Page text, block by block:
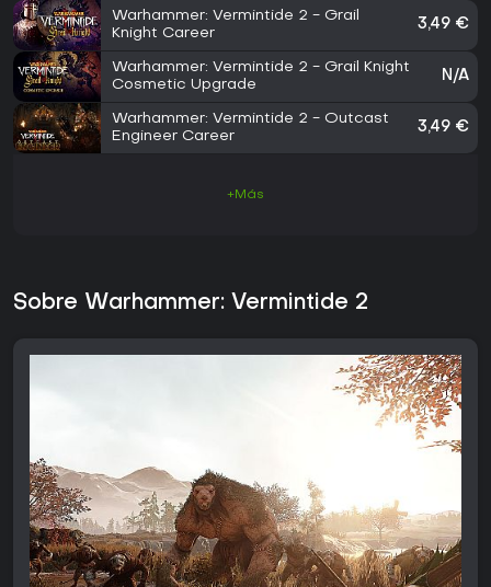
Warhammer: Vermintide 2 - Grail
Knight Career
3,49 €
Warhammer: Vermintide 2 - Grail Knight
Cosmetic Upgrade
N/A
Warhammer: Vermintide 2 - Outcast
Engineer Career
3,49 €
+Más
Sobre Warhammer: Vermintide 2